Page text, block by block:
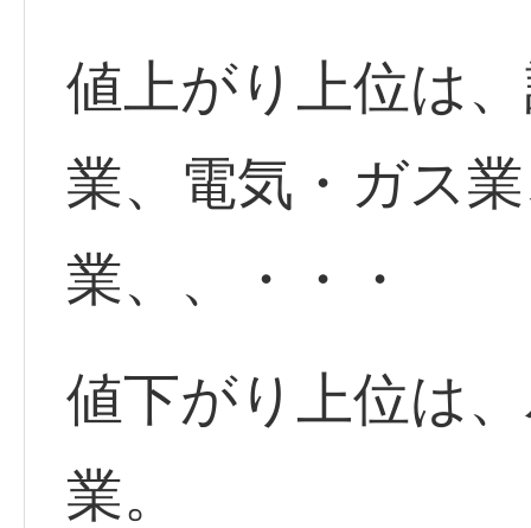
値上がり上位は
業、電気・ガス
業、、・・・
値下がり上位は
業。